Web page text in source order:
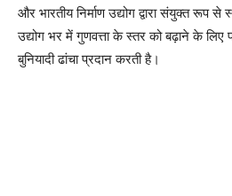
और भारतीय निर्माण उद्योग द्वारा संयुक्त रूप से
उद्योग भर में गुणवत्ता के स्तर को बढ़ाने के
बुनियादी ढांचा प्रदान करती है।